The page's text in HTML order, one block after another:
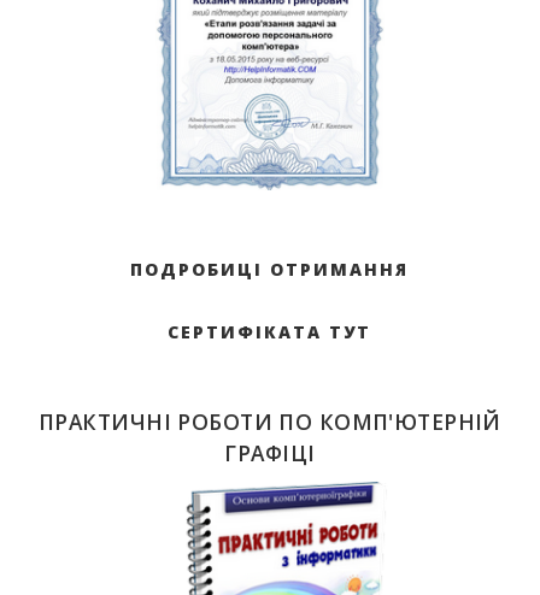
ПОДРОБИЦІ ОТРИМАННЯ
СЕРТИФІКАТА ТУТ
ПРАКТИЧНІ РОБОТИ ПО КОМП'ЮТЕРНІЙ
ГРАФІЦІ